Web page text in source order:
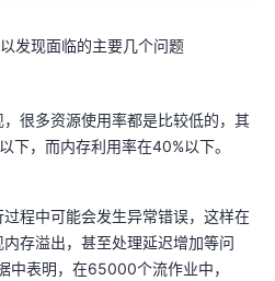
发现面临的主要几个问题
很多资源使用率都是比较低的，其
下，而内存利用率在40%以下。
程中可能会发生异常错误，这样在
存溢出，甚至处理延迟增加等问
中表明，在65000个流作业中，